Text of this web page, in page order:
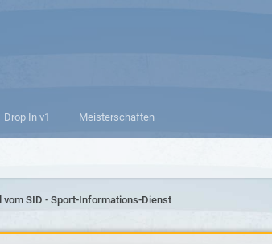
Drop In v1 Meisterschaften
vom SID - Sport-Informations-Dienst